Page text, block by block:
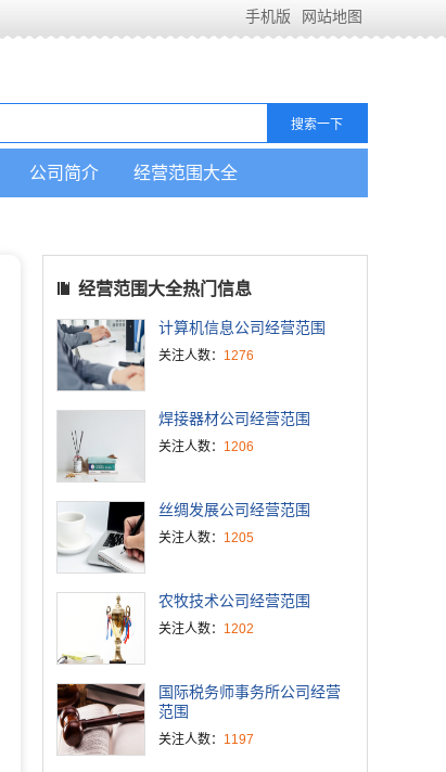
手机版 网站地图
公司简介 经营范围大全
经营范围大全热门信息
计算机信息公司经营范围
关注人数： 1276
焊接器材公司经营范围
关注人数： 1206
丝绸发展公司经营范围
关注人数： 1205
农牧技术公司经营范围
关注人数： 1202
国际税务师事务所公司经营
范围
关注人数： 1197